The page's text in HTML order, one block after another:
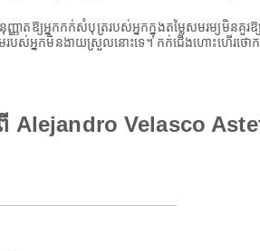
ញាតឱ្យអ្នកកក់សំបុត្ររបស់អ្នកក្នុងតម្លៃសមរម្យមិ
ៃរបស់អ្នកមិនងាយស្រួលនោះទេ។ កក់ជើងហោះហើរ
Alejandro Velasco